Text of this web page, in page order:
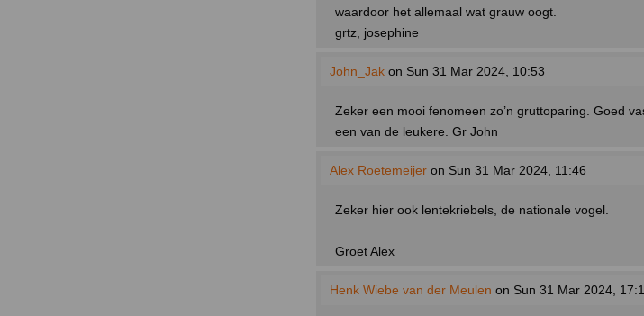
waardoor het allemaal wat grauw oogt.
grtz, josephine
John_Jak on Sun 31 Mar 2024, 10:53
Zeker een mooi fenomeen zo’n gruttoparing. Goed
een van de leukere. Gr John
Alex Roetemeijer on Sun 31 Mar 2024, 11:46
Zeker hier ook lentekriebels, de nationale vogel.
Groet Alex
Henk Wiebe van der Meulen on Sun 31 Mar 2024,